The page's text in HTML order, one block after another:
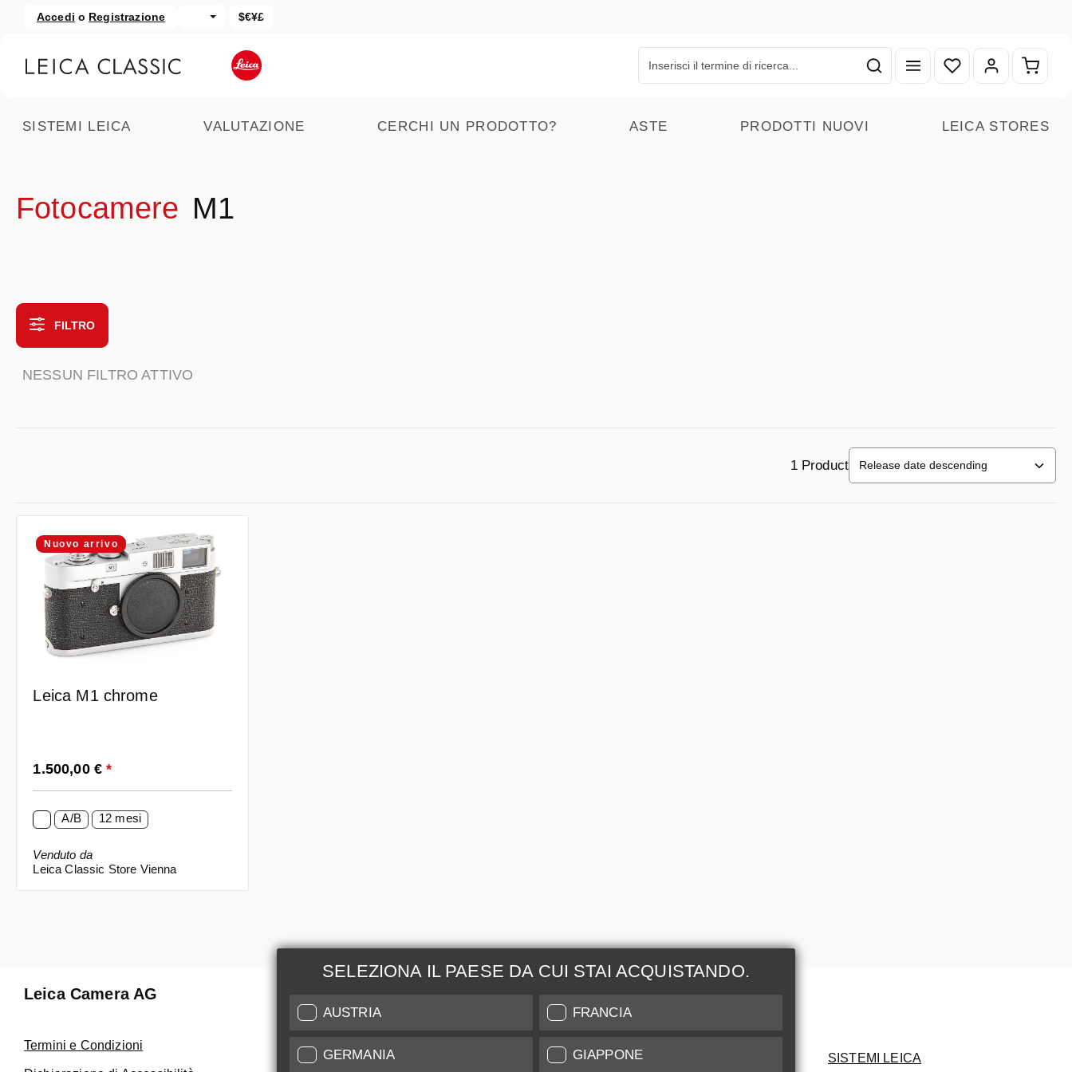
al contenuto principale
Salta alla ricerca
Accedi o Registrazione $€¥£
Hai 0 articoli nella lista
SISTEMI LEICA VALUTAZIONE CERCHI UN PRODOTTO? ASTE PRODOTTI NUOVI LEICA STORES
Fotocamere M1
FILTRO
NESSUN FILTRO ATTIVO
1 Product
Nuovo arrivo
Leica M1 chrome
Prezzo normale:
1.500,00 €*
A/B 12 mesi
Venduto da
Leica Classic Store Vienna
SELEZIONA IL PAESE DA CUI STAI ACQUISTANDO.
AUSTRIA FRANCIA
GERMANIA GIAPPONE
Leica Camera AG
Termini e Condizioni
Manutenzione &
Riparazione
Fai uso del nostro Leica Customer
Maggiori Informazioni
Indice di Conservazione
SISTEMI LEICA